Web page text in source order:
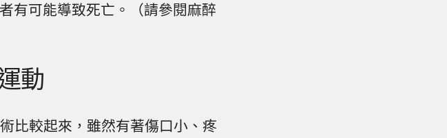
有可能導致死亡。（請參閱麻醉
動
比較起來，雖然有著傷口小、疼